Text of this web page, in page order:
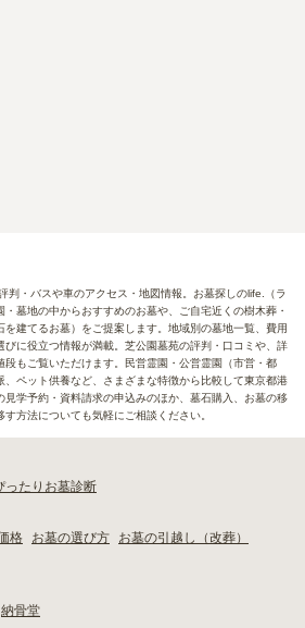
判・バスや車のアクセス・地図情報。お墓探しのlife.（ラ
墓地の中からおすすめのお墓や、ご自宅近くの樹木葬・
建てるお墓）をご提案します。地域別の墓地一覧、費用
に役立つ情報が満載。芝公園墓苑の評判・口コミや、詳
もご覧いただけます。民営霊園・公営霊園（市営・都
ペット供養など、さまざまな特徴から比較して東京都港
見学予約・資料請求の申込みのほか、墓石購入、お墓の移
方法についても気軽にご相談ください。
ったりお墓診断
格 お墓の選び方
お墓の引越し（改葬）
納骨堂